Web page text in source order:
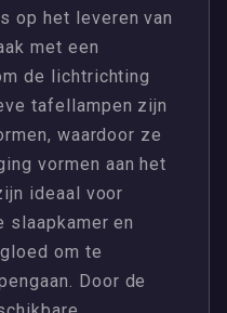
op het leveren van
met een
de lichtrichting
tafellampen zijn
waardoor ze
vormen aan het
ideaal voor
en
om te
Door de